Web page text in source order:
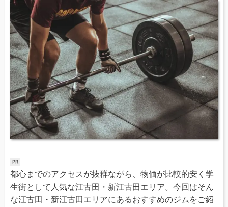
都心までのアクセスが抜群ながら、物価が比較的安く学
生街として人気な江古田・新江古田エリア。今回はそん
な江古田・新江古田エリアにあるおすすめのジムをご紹